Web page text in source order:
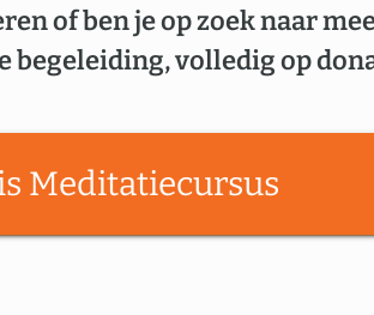
of ben je op zoek naar
begeleiding, volledig op
Meditatiecursus